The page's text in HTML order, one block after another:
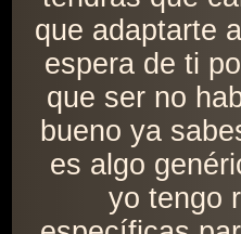
que adaptarte
espera de ti
que ser no
bueno ya
es algo
yo tengo